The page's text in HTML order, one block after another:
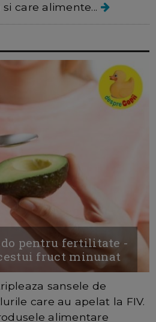
care alimente...
pentru fertilitate -
fruct minunat
sansele de
care au apelat la FIV.
alimentare